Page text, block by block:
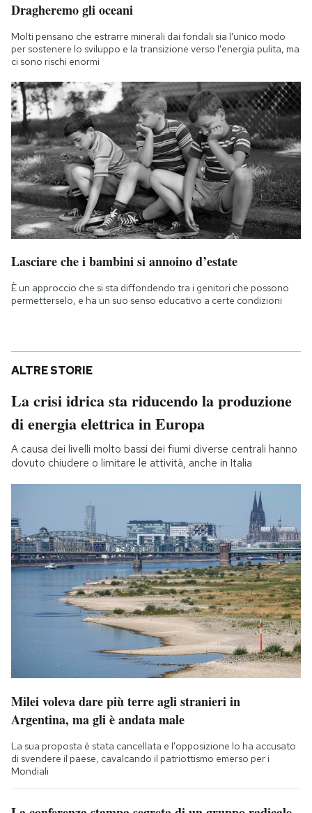
Dragheremo gli oceani
Molti pensano che estrarre minerali dai fondali sia l'unico modo
per sostenere lo sviluppo e la transizione verso l'energia pulita, ma
ci sono rischi enormi
Lasciare che i bambini si annoino d’estate
È un approccio che si sta diffondendo tra i genitori che possono
permetterselo, e ha un suo senso educativo a certe condizioni
ALTRE STORIE
La crisi idrica sta riducendo la produzione
di energia elettrica in Europa
A causa dei livelli molto bassi dei fiumi diverse centrali hanno
dovuto chiudere o limitare le attività, anche in Italia
Milei voleva dare più terre agli stranieri in
Argentina, ma gli è andata male
La sua proposta è stata cancellata e l’opposizione lo ha accusato
di svendere il paese, cavalcando il patriottismo emerso per i
Mondiali